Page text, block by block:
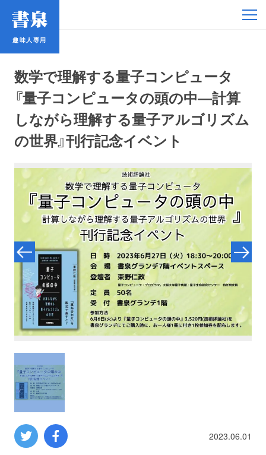
趣味人専用
数学で理解する量子コンピュータ
『量子コンピュータの頭の中―計算
しながら理解する量子アルゴリズム
の世界』刊行記念イベント
2023.06.01
趣味人専用
アイドル
鉄道・バス
コミック・ラノベ
プロレス
数学
ミリタリー